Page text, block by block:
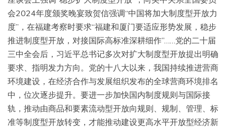
会2024年度颁奖晚宴致贺信强调“中国将加大制度型开放力
度”，在福建考察时要求“福建和厦门要适应形势发展，稳步
推进制度型开放，对接国际高标准深耕细作”……党的二十届
三中全会后，习近平总书记多次对扩大制度型开放提出明确
要求、指明发力方向。党的十八大以来，我国持续推进营商
环境建设，在经济合作与发展组织发布的全球营商环境排名
中，位次逐步提升。要进一步加快国内制度规则与国际接
轨，推动由商品和要素流动型开放向规则、规制、管理、标
准等制度型开放转变，才能推动建设更高水平开放型经济新